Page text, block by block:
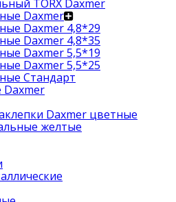
TORX Daxmer
Daxmer
Daxmer 4,8*29
Daxmer 4,8*35
Daxmer 5,5*19
Daxmer 5,5*25
Стандарт
Daxmer цветные
желтые